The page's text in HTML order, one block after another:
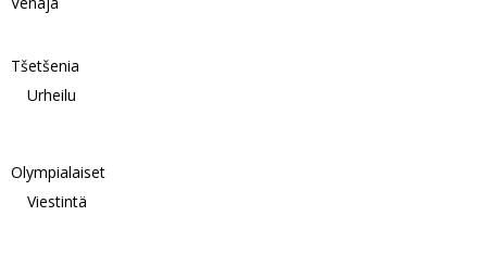
Tšetšenia
Urheilu
Olympialaiset
Viestintä